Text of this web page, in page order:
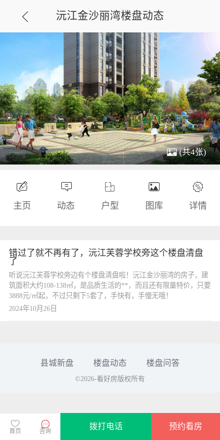
沅江金沙丽湾楼盘动态
(共4张)
主页 动态 户型 图库 详情
错过了就不再有了，沅江芙蓉学校旁这个楼盘清盘
了
听说沅江芙蓉学校旁边有个楼盘清盘啦！沅江金沙丽湾的房子，建
筑面积大约108-138㎡，是品质生活的**，而且还有限量特价，只要
3888元/㎡起，不过只剩下5套了，手快有，手慢无哦！
2024年10月26日
县城新盘 楼盘动态 楼盘问答
©2026-看好房版权所有
首页 咨询 拨打电话 预约看房